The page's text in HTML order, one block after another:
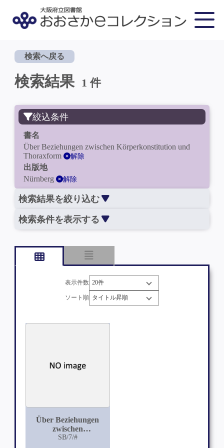
検索へ戻る
検索結果 1 件
絞込条件
書名
Über Beziehungen zwischen Körperkonstitution und
Thoraxform
解除
出版地
Nürnberg
解除
検索結果を絞り込む
検索条件を表示する
表示件数
ソート順
Über Beziehungen
zwischen
Körperkonstitution
SB/7/#